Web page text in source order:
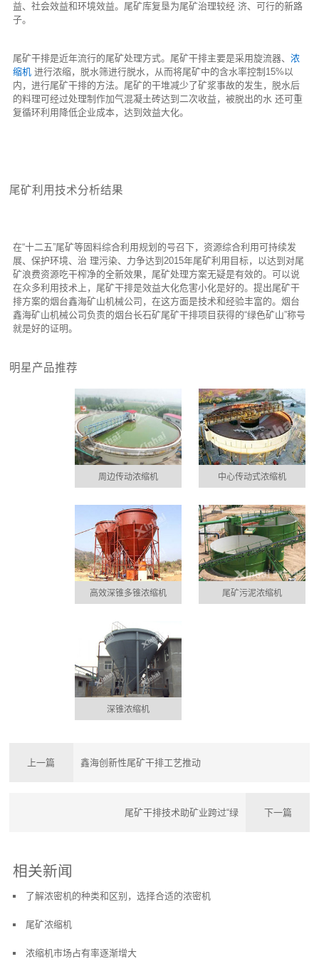
益、社会效益和环境效益。尾矿库复垦为尾矿治理较经 济、可行的新路
子。
尾矿干排是近年流行的尾矿处理方式。尾矿干排主要是采用旋流器、浓
缩机进行浓缩，脱水筛进行脱水，从而将尾矿中的含水率控制15%以
内，进行尾矿干排的方法。尾矿的干堆减少了矿浆事故的发生，脱水后
的料理可经过处理制作加气混凝土砖达到二次收益，被脱出的水 还可重
复循环利用降低企业成本，达到效益大化。
尾矿利用技术分析结果
在“十二五”尾矿等固料综合利用规划的号召下，资源综合利用可持续发
展、保护环境、治 理污染、力争达到2015年尾矿利用目标，以达到对尾
矿浪费资源吃干榨净的全新效果，尾矿处理方案无疑是有效的。可以说
在众多利用技术上，尾矿干排是效益大化危害小化是好的。提出尾矿干
排方案的烟台鑫海矿山机械公司，在这方面是技术和经验丰富的。烟台
鑫海矿山机械公司负责的烟台长石矿尾矿干排项目获得的“绿色矿山”称号
就是好的证明。
明星产品推荐
周边传动浓缩机 中心传动式浓缩机
高效深锥多锥浓缩机 尾矿污泥浓缩机
深锥浓缩机
上一篇 鑫海创新性尾矿干排工艺推动
尾矿干排技术助矿业跨过“绿 下一篇
相关新闻
了解浓密机的种类和区别，选择合适的浓密机
尾矿浓缩机
浓缩机市场占有率逐渐增大